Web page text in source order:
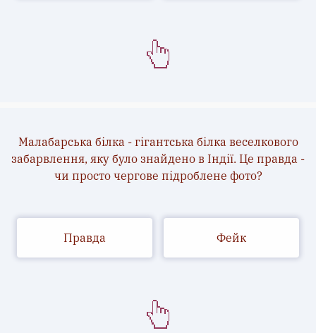
Малабарська білка - гігантська білка веселкового
забарвлення, яку було знайдено в Індії. Це правда -
чи просто чергове підроблене фото?
Правда Фейк